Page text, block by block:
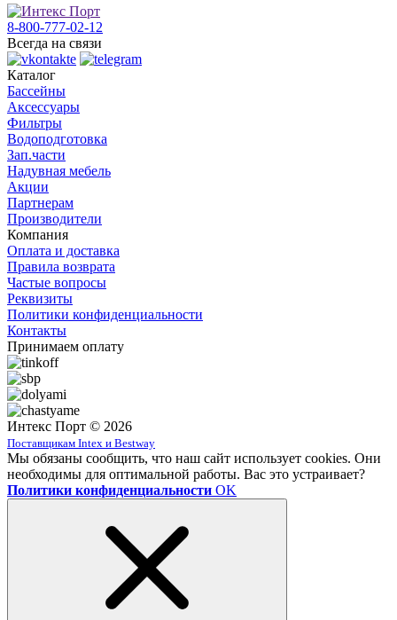
8-800-777-02-12
Всегда на связи
Каталог
Бассейны
Аксессуары
Фильтры
Водоподготовка
Зап.части
Надувная мебель
Акции
Партнерам
Производители
Компания
Оплата и доставка
Правила возврата
Частые вопросы
Реквизиты
Политики конфиденциальности
Контакты
Принимаем оплату
Интекс Порт © 2026
Поставщикам Intex и Bestway
Мы обязаны сообщить, что наш сайт использует cookies. Они
необходимы для оптимальной работы. Вас это устраивает?
Политики конфиденциальности OK